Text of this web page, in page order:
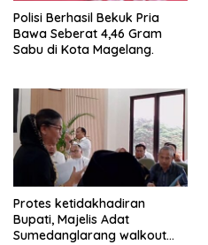
Polisi Berhasil Bekuk Pria
Bawa Seberat 4,46 Gram
Sabu di Kota Magelang.
Protes ketidakhadiran
Bupati, Majelis Adat
Sumedanglarang walkout